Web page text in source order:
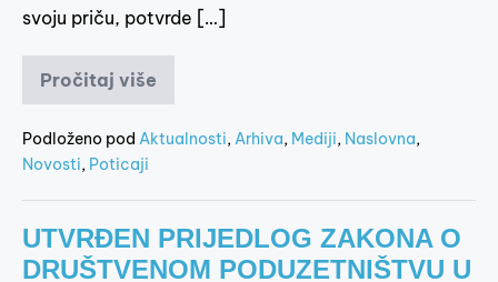
svoju priču, potvrde […]
Pročitaj više
Podloženo pod Aktualnosti,Arhiva, Mediji, Naslovna,
Novosti, Poticaji
UTVRĐEN PRIJEDLOG ZAKONA O
DRUŠTVENOM PODUZETNIŠTVU U